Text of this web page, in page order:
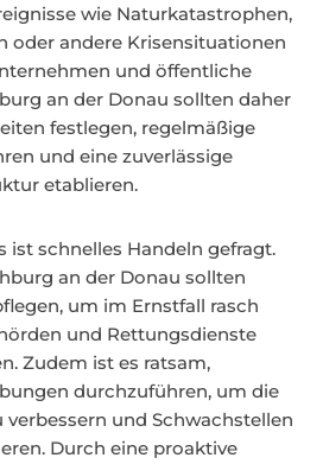
wie Naturkatastrophen,
oder andere Krisensituationen
und öffentliche
an der Donau sollten daher
festlegen, regelmäßige
und eine zuverlässige
etablieren.
ist schnelles Handeln gefragt.
an der Donau sollten
um im Ernstfall rasch
und Rettungsdienste
Zudem ist es ratsam,
durchzuführen, um die
und Schwachstellen
Durch eine proaktive